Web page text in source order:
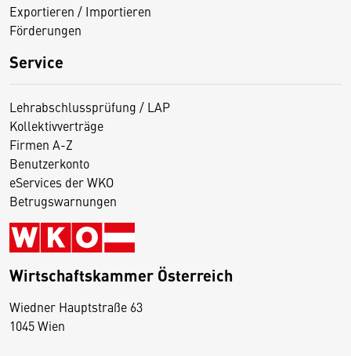
Exportieren / Importieren
Förderungen
Service
Lehrabschlussprüfung / LAP
Kollektivverträge
Firmen A-Z
Benutzerkonto
eServices der WKO
Betrugswarnungen
Wirtschaftskammer Österreich
Wiedner Hauptstraße 63
1045 Wien
D